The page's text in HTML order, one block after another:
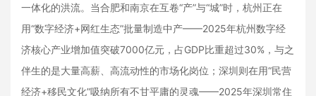
一体化的洪流。当合肥和南京在互卷“产”与“城”时，杭州正在
用“数字经济+网红生态”批量制造中产——2025年杭州数字经
济核心产业增加值突破7000亿元，占GDP比重超过30%，与之
伴生的是大量高薪、高流动性的市场化岗位；深圳则在用“民营
经济+移民文化”吸纳所有不甘平庸的灵魂——2025年深圳常住